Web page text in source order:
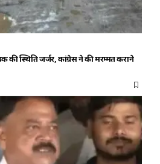
की स्थिति जर्जर, कांग्रेस ने की मरम्मत कराने